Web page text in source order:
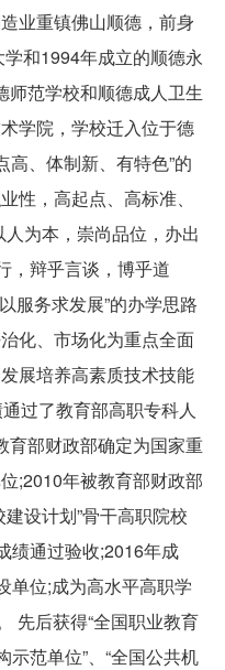
业重镇佛山顺德，前身
和1994年成立的顺德永
师范学校和顺德成人卫生
学院，学校迁入位于德
高、体制新、有特色”的
性，高起点、高标准、
为本，崇尚品位，办出
，辩乎言谈，博乎道
服务求发展”的办学思路
化、市场化为重点全面
展培养高素质技术技能
过了教育部高职专科人
育部财政部确定为国家重
;2010年被教育部财政部
设计划”骨干高职院校
绩通过验收;2016年成
单位;成为高水平高职学
先后获得“全国职业教育
示范单位”、“全国公共机